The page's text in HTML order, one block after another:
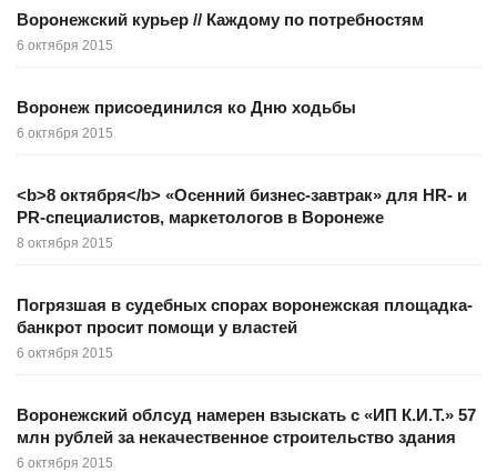
Воронежский курьер // Каждому по потребностям
6 октября 2015
Воронеж присоединился ко Дню ходьбы
6 октября 2015
<b>8 октября</b> «Осенний бизнес-завтрак» для HR- и
PR-специалистов, маркетологов в Воронеже
8 октября 2015
Погрязшая в судебных спорах воронежская площадка-
банкрот просит помощи у властей
6 октября 2015
Воронежский облсуд намерен взыскать с «ИП К.И.Т.» 57
млн рублей за некачественное строительство здания
6 октября 2015